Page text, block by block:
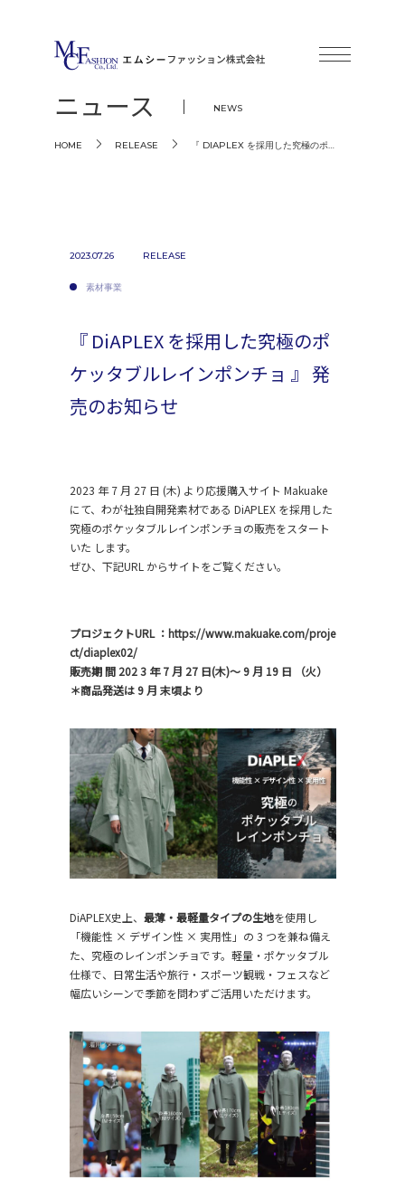
ニュース NEWS
HOME RELEASE 『 DIAPLEX を採用した究極のポ…
2023.07.26 RELEASE
素材事業
『 DiAPLEX を採用した究極のポ
ケッタブルレインポンチョ 』 発
売のお知らせ
2023 年 7 月 27 日 (木) より応援購入サイト Makuake
にて、わが社独自開発素材である DiAPLEX を採用した
究極のポケッタブルレインポンチョの販売をスタート
いた します。
ぜひ、下記URL からサイトをご覧ください。
プロジェクトURL ： https://www.makuake.com/proje
ct/diaplex02/
販売期 間 202 3 年 7 月 27 日(木)～ 9 月 19 日 （火）
＊商品発送は 9 月 末頃より
DiAPLEX史上、 最薄・最軽量タイプの生地を使用し
「機能性 × デザイン性 × 実用性」の 3 つを兼ね備え
た、究極のレインポンチョです。軽量・ポケッタブル
仕様で、日常生活や旅行・スポーツ観戦・フェスなど
幅広いシーンで季節を問わずご活用いただけます。